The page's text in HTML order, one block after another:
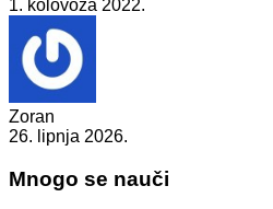
1. kolovoza 2022.
Zoran
26. lipnja 2026.
Mnogo se nauči